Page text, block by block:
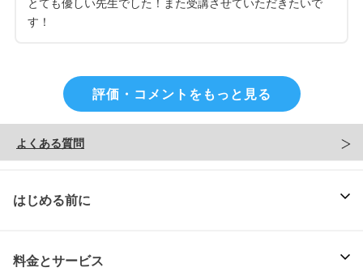
す！
評価・コメントをもっと見る
よくある質問
はじめる前に
料金とサービス